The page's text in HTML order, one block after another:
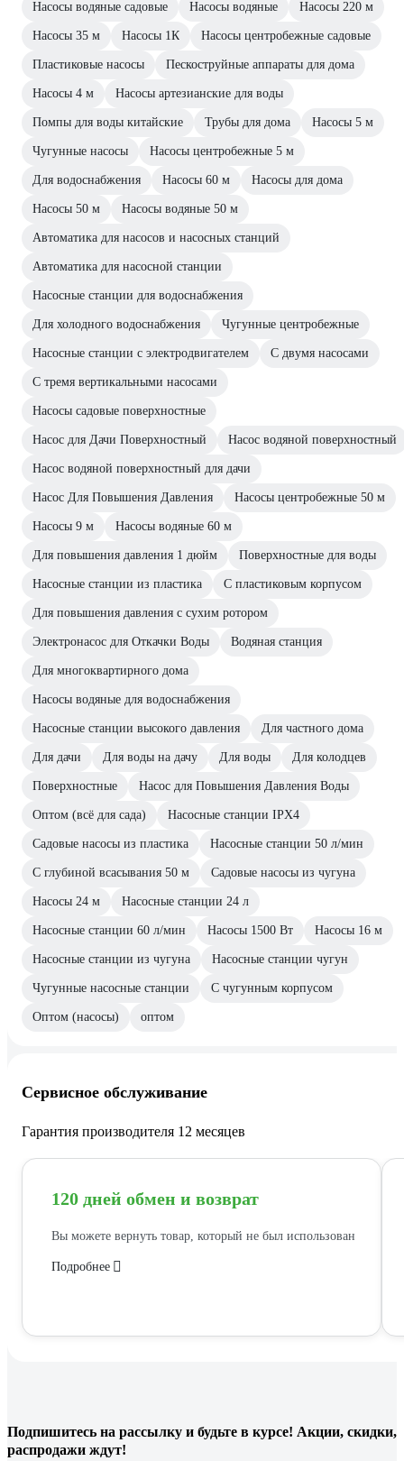
Насосы водяные садовые Насосы водяные Насосы 220 м
Насосы 35 м Насосы 1К Насосы центробежные садовые
Пластиковые насосы Пескоструйные аппараты для дома
Насосы 4 м Насосы артезианские для воды
Помпы для воды китайские Трубы для дома Насосы 5 м
Чугунные насосы Насосы центробежные 5 м
Для водоснабжения Насосы 60 м Насосы для дома
Насосы 50 м Насосы водяные 50 м
Автоматика для насосов и насосных станций
Автоматика для насосной станции
Насосные станции для водоснабжения
Для холодного водоснабжения Чугунные центробежные
Насосные станции с электродвигателем С двумя насосами
С тремя вертикальными насосами
Насосы садовые поверхностные
Насос для Дачи Поверхностный Насос водяной поверхностный
Насос водяной поверхностный для дачи
Насос Для Повышения Давления Насосы центробежные 50 м
Насосы 9 м Насосы водяные 60 м
Для повышения давления 1 дюйм Поверхностные для воды
Насосные станции из пластика С пластиковым корпусом
Для повышения давления с сухим ротором
Электронасос для Откачки Воды Водяная станция
Для многоквартирного дома
Насосы водяные для водоснабжения
Насосные станции высокого давления Для частного дома
Для дачи Для воды на дачу Для воды Для колодцев
Поверхностные Насос для Повышения Давления Воды
Оптом (всё для сада) Насосные станции IPX4
Садовые насосы из пластика Насосные станции 50 л/мин
С глубиной всасывания 50 м Садовые насосы из чугуна
Насосы 24 м Насосные станции 24 л
Насосные станции 60 л/мин Насосы 1500 Вт Насосы 16 м
Насосные станции из чугуна Насосные станции чугун
Чугунные насосные станции С чугунным корпусом
Оптом (насосы) оптом
Сервисное обслуживание
Гарантия производителя 12 месяцев
120 дней обмен и возврат
Вы можете вернуть товар, который не был использован
Подробнее
Подпишитесь на рассылку и будьте в курсе! Акции, скидки,
распродажи ждут!